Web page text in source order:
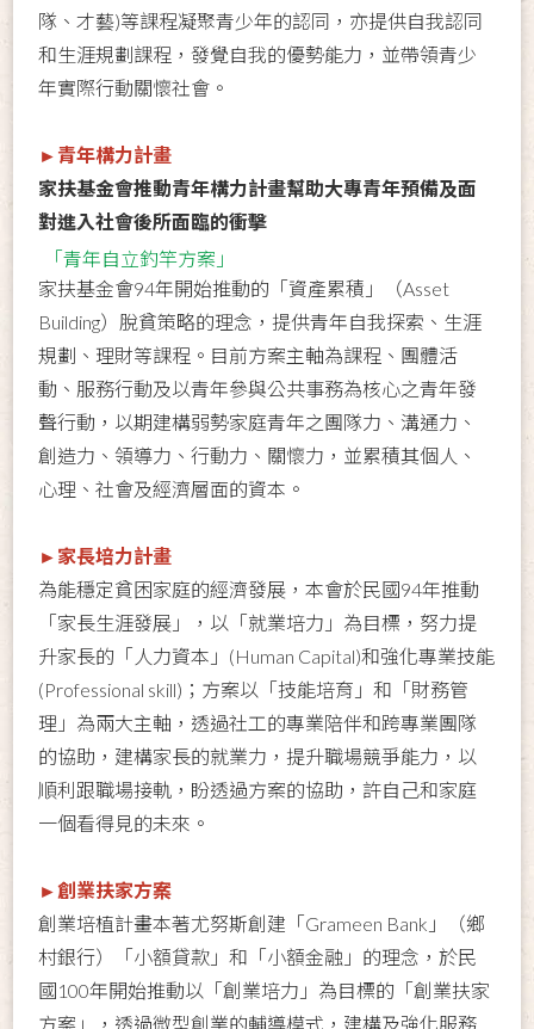
隊、才藝)等課程凝聚青少年的認同，亦提供自我認同
和生涯規劃課程，發覺自我的優勢能力，並帶領青少
年實際行動關懷社會。
►青年構力計畫
家扶基金會推動青年構力計畫幫助大專青年預備及面
對進入社會後所面臨的衝擊
「青年自立釣竿方案」
家扶基金會94年開始推動的「資產累積」（Asset
Building）脫貧策略的理念，提供青年自我探索、生涯
規劃、理財等課程。目前方案主軸為課程、團體活
動、服務行動及以青年參與公共事務為核心之青年發
聲行動，以期建構弱勢家庭青年之團隊力、溝通力、
創造力、領導力、行動力、關懷力，並累積其個人、
心理、社會及經濟層面的資本。
►家長培力計畫
為能穩定貧困家庭的經濟發展，本會於民國94年推動
「家長生涯發展」，以「就業培力」為目標，努力提
升家長的「人力資本」(Human Capital)和強化專業技能
(Professional skill)；方案以「技能培育」和「財務管
理」為兩大主軸，透過社工的專業陪伴和跨專業團隊
的協助，建構家長的就業力，提升職場競爭能力，以
順利跟職場接軌，盼透過方案的協助，許自己和家庭
一個看得見的未來。
►創業扶家方案
創業培植計畫本著尤努斯創建「Grameen Bank」（鄉
村銀行）「小額貸款」和「小額金融」的理念，於民
國100年開始推動以「創業培力」為目標的「創業扶家
方案」，透過微型創業的輔導模式，建構及強化服務